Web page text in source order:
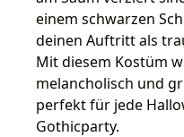
einem schwarzen
deinen Auftritt als
Mit diesem Kostüm
melancholisch und
perfekt für jede
Gothicparty.